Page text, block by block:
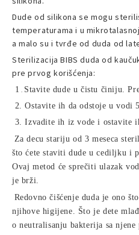
Dude od silikona se mogu
temperaturama i u
a malo su i tvrđe od duda od
Sterilizacija BIBS duda od
pre prvog korišćenja:
1 . Stavite dude u čistu činiju.
2.Ostavite ih da odstoje u vodi
3.Izvadite ih iz vode i ostavite
Za decu stariju od 3 meseca
što ćete staviti dude u cediljku i
Ovaj metod će sprečiti ulazak
je brži.
čišćenje duda je ono što
njihove higijene. Što je dete
o neutralisanju bakterija sa